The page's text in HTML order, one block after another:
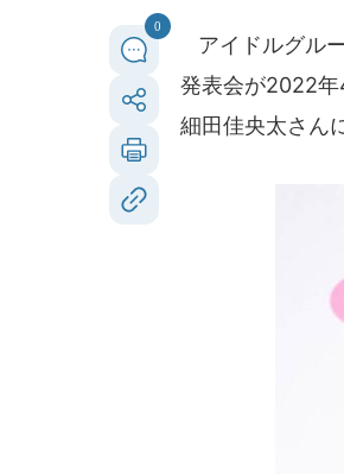
0
アイドルグル
発表会が2022年
細田佳央太さん